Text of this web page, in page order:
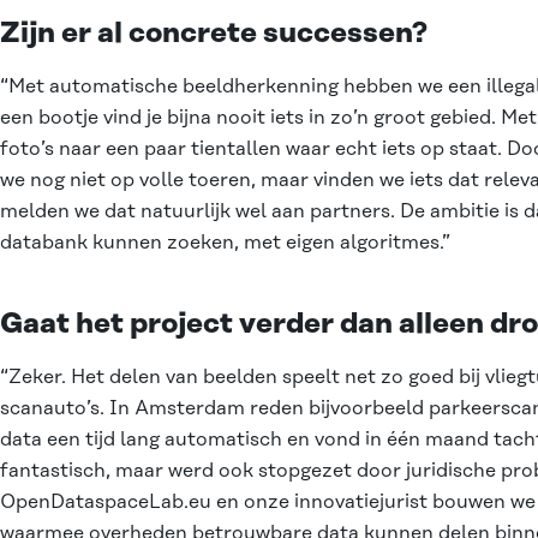
Zijn er al concrete successen?
“Met automatische beeldherkenning hebben we een
een bootje vind je bijna nooit iets in zo’n groot gebied.
foto’s naar een paar tientallen waar echt iets op staat.
we nog niet op volle toeren, maar vinden we iets dat
melden we dat natuurlijk wel aan partners. De ambitie is
databank kunnen zoeken, met eigen algoritmes.”
Gaat het project verder dan alleen
“Zeker. Het delen van beelden speelt net zo goed bij
scanauto’s. In Amsterdam reden bijvoorbeeld
data een tijd lang automatisch en vond in één maand
fantastisch, maar werd ook stopgezet door juridische
OpenDataspaceLab.eu en onze innovatiejurist bouwen
waarmee overheden betrouwbare data kunnen delen